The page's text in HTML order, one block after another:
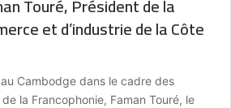
Touré, Président de la
et d’industrie de la Côte
Cambodge dans le cadre des
la Francophonie, Faman Touré, le